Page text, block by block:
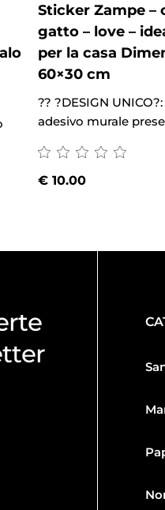
Sticker Zampe –
gatto – love –
per la casa
60×30 cm
?? ?DESIGN
adesivo murale
€ 10.00